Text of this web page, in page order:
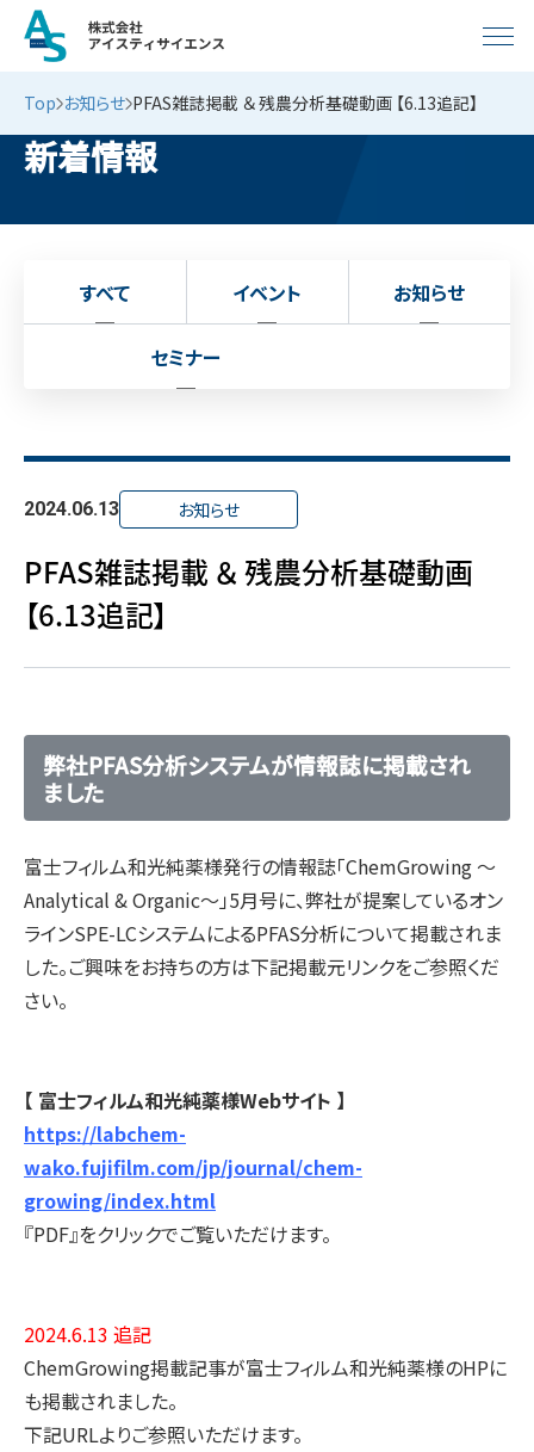
Top お知らせ PFAS雑誌掲載 ＆ 残農分析基礎動画 【6.13追記】
新着情報
すべて イベント お知らせ
セミナー
2024.06.13 お知らせ
PFAS雑誌掲載 ＆ 残農分析基礎動画
【6.13追記】
弊社PFAS分析システムが情報誌に掲載され
ました
富士フィルム和光純薬様発行の情報誌「ChemGrowing ～
Analytical & Organic～」5月号に、弊社が提案しているオン
ラインSPE-LCシステムによるPFAS分析について掲載されま
した。ご興味をお持ちの方は下記掲載元リンクをご参照くだ
さい。
【 富士フィルム和光純薬様Webサイト 】
https://labchem-
wako.fujifilm.com/jp/journal/chem-
growing/index.html
『PDF』をクリックでご覧いただけます。
2024.6.13 追記
ChemGrowing掲載記事が富士フィルム和光純薬様のHPに
も掲載されました。
下記URLよりご参照いただけます。